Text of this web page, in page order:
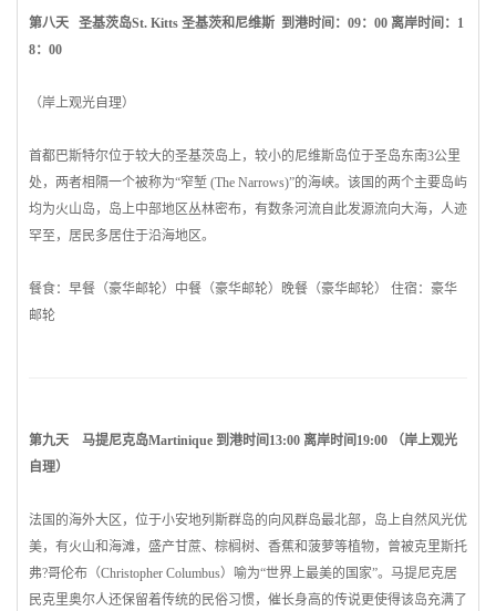
第八天 圣基茨岛St. Kitts 圣基茨和尼维斯 到港时间：09：00 离岸时间：1
8：00
（岸上观光自理）
首都巴斯特尔位于较大的圣基茨岛上，较小的尼维斯岛位于圣岛东南3公里
处，两者相隔一个被称为“窄堑 (The Narrows)”的海峡。该国的两个主要岛屿
均为火山岛，岛上中部地区丛林密布，有数条河流自此发源流向大海，人迹
罕至，居民多居住于沿海地区。
餐食：早餐（豪华邮轮）中餐（豪华邮轮）晚餐（豪华邮轮） 住宿：豪华
邮轮
第九天 马提尼克岛Martinique 到港时间13:00 离岸时间19:00 （岸上观光
自理）
法国 的海外大区，位于小安地列斯群岛的向风群岛最北部，岛上自然风光优
美，有火山和海滩，盛产甘蔗、棕榈树、香蕉和菠萝等植物，曾被克里斯托
弗?哥伦布（Christopher Columbus）喻为“世界上最美的国家”。 马提尼克居
民克里奥尔人还保留着传统的民俗习惯，催长身高的传说更使得该岛充满了